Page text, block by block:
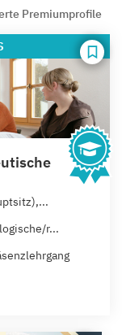
Premiumprofile
r...